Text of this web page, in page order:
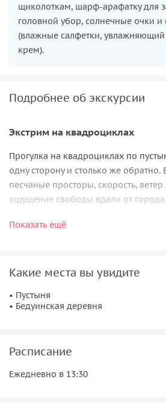
щиколоткам, шарф-арафатку для
головной убор, солнечные очки и
(влажные салфетки,
крем).
Подробнее об экскурсии
Экстрим на квадроциклах
Прогулка на квадроциклах по
одну сторону и столько же обратно.
песчаные просторы, скорость,
ощущение свободы вдали от города.
Бедуинская деревня и местный
попробуете ароматный чай и
верблюдах. У вас будет возможность
по пустыне и насладиться
Вечер в пустыне
Показать ещё
Какие места вы увидите
• Пустыня
• Бедуинская деревня
Расписание
Ежедневно в 13:30